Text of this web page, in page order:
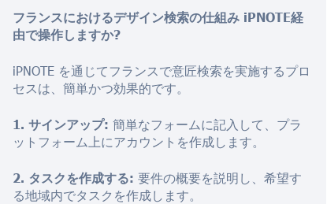
フランスにおけるデザイン検索の仕組み iPNOTE経
由で操作しますか?
iPNOTE を通じてフランスで意匠検索を実施するプロ
セスは、簡単かつ効果的です。
1. サインアップ: 簡単なフォームに記入して、プラ
ットフォーム上にアカウントを作成します。
2. タスクを作成する: 要件の概要を説明し、希望す
る地域内でタスクを作成します。